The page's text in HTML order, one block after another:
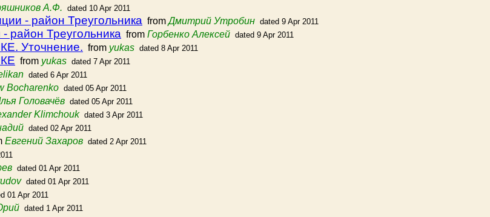
А.Ф. dated 10 Apr 2011
- район Треугольника fromДмитрий Утробин dated 9 Apr 2011
район Треугольника from Горбенко Алексей dated 9 Apr 2011
Уточнение. from yukas dated 8 Apr 2011
from yukas dated 7 Apr 2011
dated 6 Apr 2011
Bocharenko dated 05 Apr 2011
Головачёв dated 05 Apr 2011
Klimchouk dated 3 Apr 2011
dated 02 Apr 2011
Евгений Захаров dated 2 Apr 2011
dated 01 Apr 2011
dated 01 Apr 2011
01 Apr 2011
dated 1 Apr 2011